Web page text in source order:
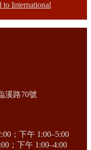
International
溪路70號
；下午 1:00–5:00
；下午 1:00–4:00